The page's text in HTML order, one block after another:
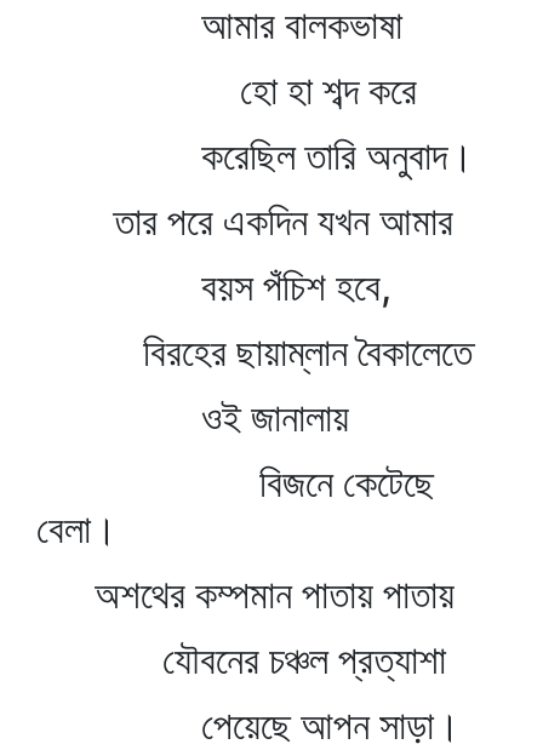
আমার বালকভাষা
হো হা শব্দ করে
করেছিল তারি অনুবাদ।
তার পরে একদিন যখন আমার
বয়স পঁচিশ হবে,
বিরহের ছায়াম্লান বৈকালেতে
ওই জানালায়
বিজনে কেটেছে
বেলা।
অশথের কম্পমান পাতায় পাতায়
যৌবনের চঞ্চল প্রত্যাশা
পেয়েছে আপন সাড়া।